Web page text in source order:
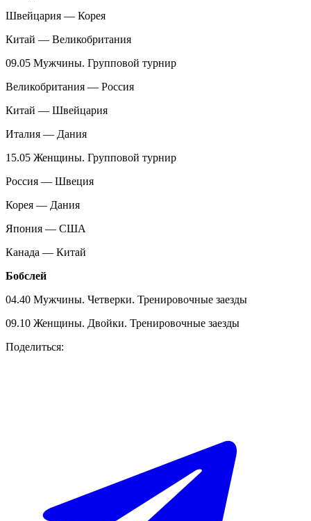
Швейцария — Корея
Китай — Великобритания
09.05 Мужчины. Групповой турнир
Великобритания — Россия
Китай — Швейцария
Италия — Дания
15.05 Женщины. Групповой турнир
Россия — Швеция
Корея — Дания
Япония — США
Канада — Китай
Бобслей
04.40 Мужчины. Четверки. Тренировочные заезды
09.10 Женщины. Двойки. Тренировочные заезды
Поделиться: